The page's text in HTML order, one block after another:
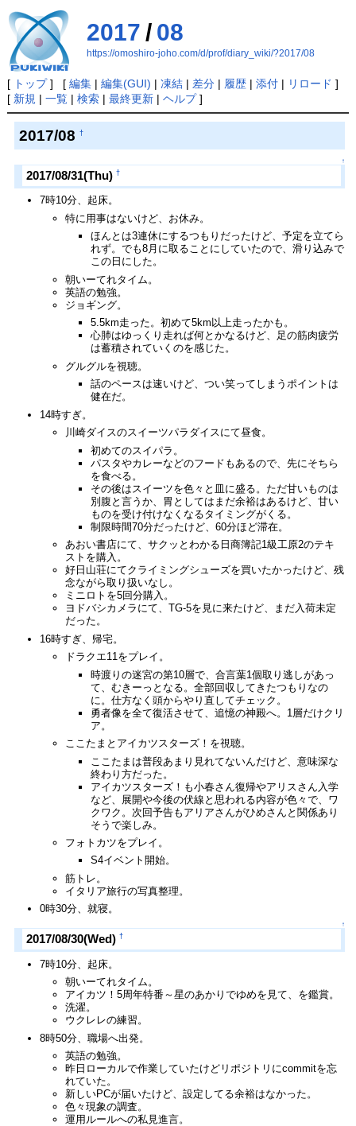
2017 / 08
https://omoshiro-joho.com/d/prof/diary_wiki/?2017/08
[ トップ] [ 編集| 編集(GUI) | 凍結| 差分| 履歴| 添付| リロード ]
[ 新規 | 一覧| 検索| 最終更新| ヘルプ]
2017/08 †
↑
2017/08/31(Thu) †
7時10分、起床。
特に用事はないけど、お休み。
ほんとは3連休にするつもりだったけど、予定を立てら
れず。でも8月に取ることにしていたので、滑り込みで
この日にした。
朝いーてれタイム。
英語の勉強。
ジョギング。
5.5km走った。初めて5km以上走ったかも。
心肺はゆっくり走れば何とかなるけど、足の筋肉疲労
は蓄積されていくのを感じた。
グルグルを視聴。
話のペースは速いけど、つい笑ってしまうポイントは
健在だ。
14時すぎ。
川崎ダイスのスイーツパラダイスにて昼食。
初めてのスイパラ。
パスタやカレーなどのフードもあるので、先にそちら
を食べる。
その後はスイーツを色々と皿に盛る。ただ甘いものは
別腹と言うか、胃としてはまだ余裕はあるけど、甘い
ものを受け付けなくなるタイミングがくる。
制限時間70分だったけど、60分ほど滞在。
あおい書店にて、サクッとわかる日商簿記1級工原2のテキ
ストを購入。
好日山荘にてクライミングシューズを買いたかったけど、残
念ながら取り扱いなし。
ミニロトを5回分購入。
ヨドバシカメラにて、TG-5を見に来たけど、まだ入荷未定
だった。
16時すぎ、帰宅。
ドラクエ11をプレイ。
時渡りの迷宮の第10層で、合言葉1個取り逃しがあっ
て、むきーっとなる。全部回収してきたつもりなの
に。仕方なく頭からやり直してチェック。
勇者像を全て復活させて、追憶の神殿へ。1層だけクリ
ア。
ここたまとアイカツスターズ！を視聴。
ここたまは普段あまり見れてないんだけど、意味深な
終わり方だった。
アイカツスターズ！も小春さん復帰やアリスさん入学
など、展開や今後の伏線と思われる内容が色々で、ワ
クワク。次回予告もアリアさんがひめさんと関係あり
そうで楽しみ。
フォトカツをプレイ。
S4イベント開始。
筋トレ。
イタリア旅行の写真整理。
0時30分、就寝。
↑
2017/08/30(Wed) †
7時10分、起床。
朝いーてれタイム。
アイカツ！5周年特番～星のあかりでゆめを見て、を鑑賞。
洗濯。
ウクレレの練習。
8時50分、職場へ出発。
英語の勉強。
昨日ローカルで作業していたけどリポジトリにcommitを忘
れていた。
新しいPCが届いたけど、設定してる余裕はなかった。
色々現象の調査。
運用ルールへの私見進言。